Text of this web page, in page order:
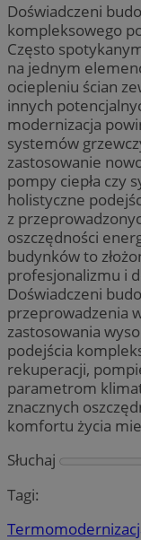
Doświadczeni
kompleksowego
Często
na jednym
ociepleniu ścian
innych
modernizacja
systemów
zastosowanie
pompy ciepła czy
holistyczne
z
oszczędności
budynków to
profesjonalizmu i
Doświadczeni
przeprowadzenia
zastosowania
podejścia
rekuperacji,
parametrom
znacznych
komfortu życia
Słuchaj
Tagi: